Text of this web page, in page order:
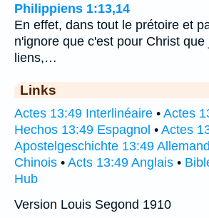
Philippiens 1:13,14
En effet, dans tout le prétoire et
n'ignore que c'est pour Christ
liens,…
Links
Actes 13:49 Interlinéaire • Actes
Hechos 13:49 Espagnol • Actes
Apostelgeschichte 13:49 Allemand
Chinois • Acts 13:49 Anglais •
Hub
Version Louis Segond 1910